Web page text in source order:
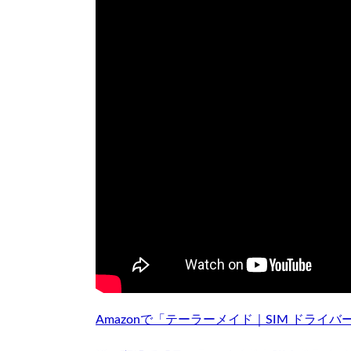
Amazonで「テーラーメイド｜SIM ドライバ